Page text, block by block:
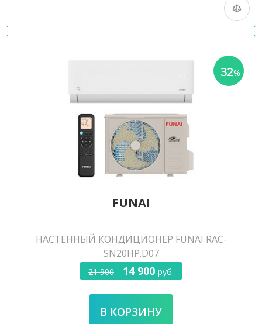
-32%
FUNAI
НАСТЕННЫЙ КОНДИЦИОНЕР FUNAI RAC-
SN20HP.D07
21 900 14 900 руб.